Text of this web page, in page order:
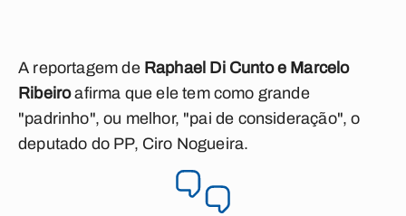
A reportagem de Raphael Di Cunto e Marcelo
Ribeiroafirma que ele tem como grande
"padrinho", ou melhor, "pai de consideração", o
deputado do PP, Ciro Nogueira.